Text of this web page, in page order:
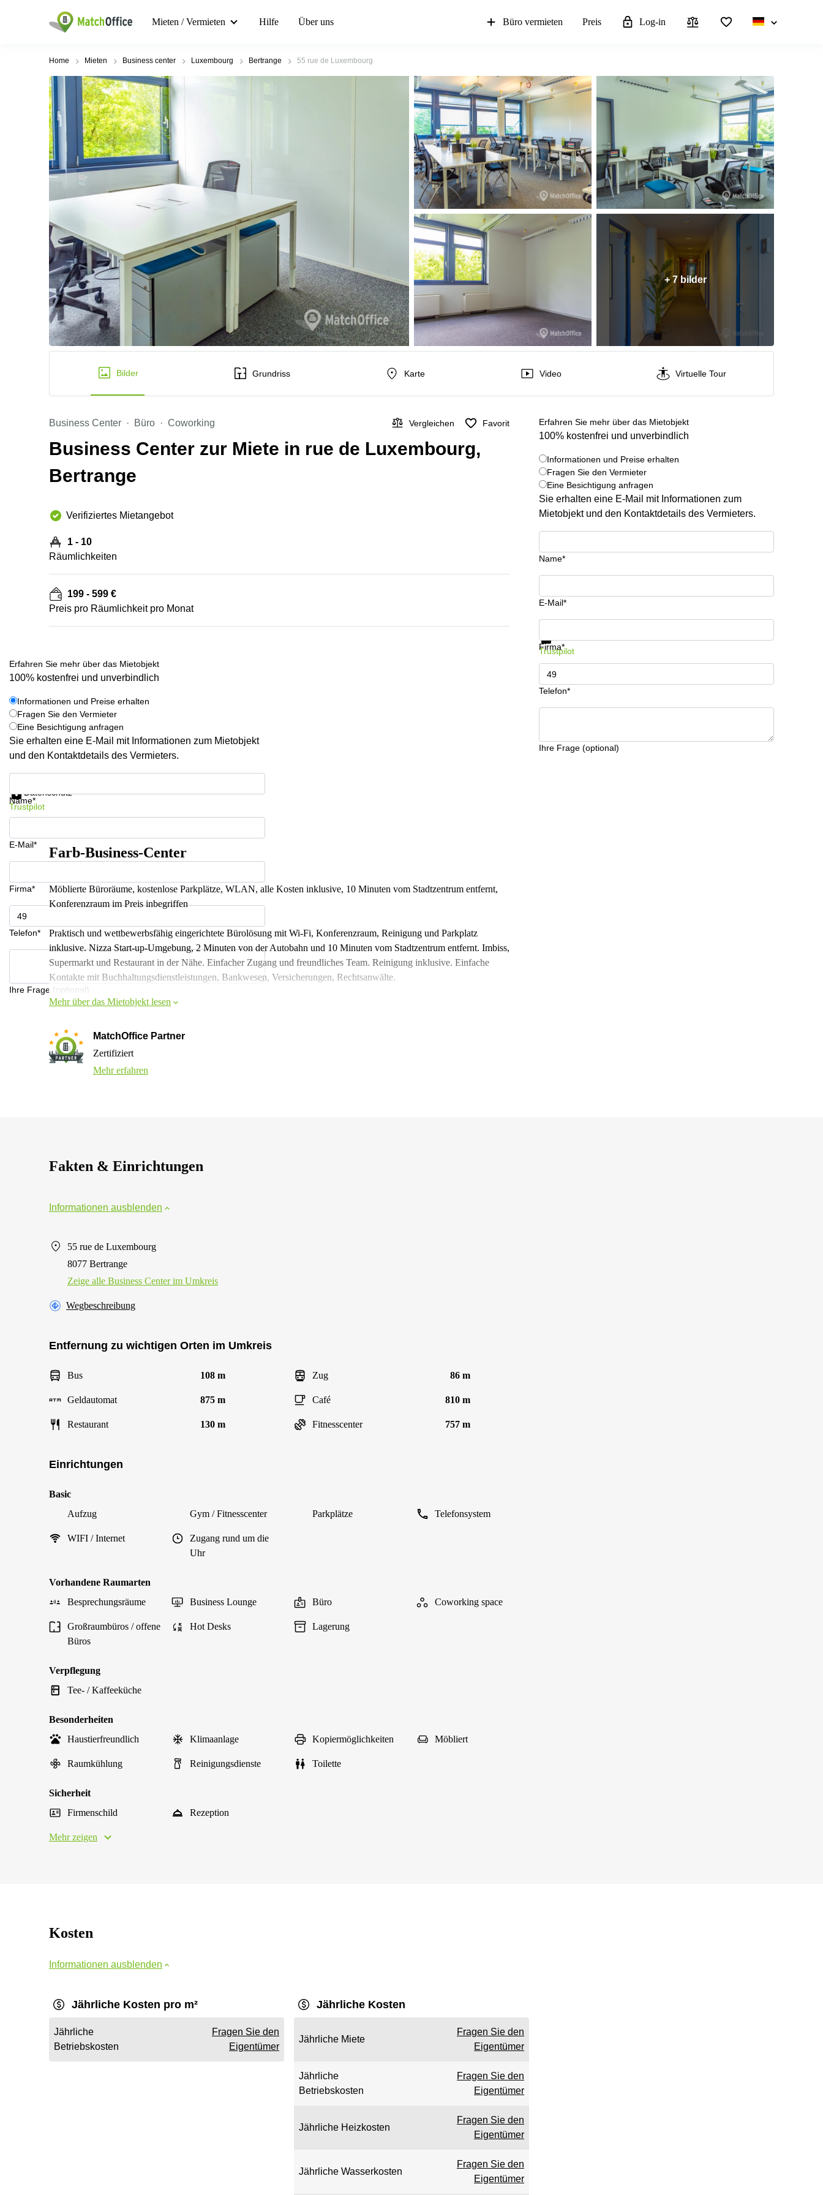
Mieten / Vermieten Hilfe Über uns Büro vermieten Preis Log-in
Home Mieten Business center Luxembourg Bertrange 55 rue de Luxembourg
+ 7 bilder
Bilder Grundriss Karte Video Virtuelle Tour
Business Center Büro Coworking Vergleichen Favorit
Business Center zur Miete in rue de Luxembourg,
Bertrange
Verifiziertes Mietangebot
1 - 10
Räumlichkeiten
199 - 599 €
Preis pro Räumlichkeit pro Monat
Erfahren Sie mehr über das Mietobjekt
100% kostenfrei und unverbindlich
Informationen und Preise erhalten
Fragen Sie den Vermieter
Eine Besichtigung anfragen
Sie erhalten eine E-Mail mit Informationen zum
Mietobjekt und den Kontaktdetails des Vermieters.
Name*
E-Mail*
Firma*
Telefon*
Ihre Frage (optional)
Informationen und Preise erhalten
Trustpilot
Erfahren Sie mehr über das Mietobjekt
100% kostenfrei und unverbindlich
Informationen und Preise erhalten
Fragen Sie den Vermieter
Eine Besichtigung anfragen
Sie erhalten eine E-Mail mit Informationen zum Mietobjekt
und den Kontaktdetails des Vermieters.
Name*
E-Mail*
Firma*
Telefon*
Ihre Frage (optional)
Datenschutz
Trustpilot
Farb-Business-Center
Möblierte Büroräume, kostenlose Parkplätze, WLAN, alle Kosten inklusive, 10 Minuten vom Stadtzentrum entfernt,
Konferenzraum im Preis inbegriffen
Praktisch und wettbewerbsfähig eingerichtete Bürolösung mit Wi-Fi, Konferenzraum, Reinigung und Parkplatz
inklusive. Nizza Start-up-Umgebung, 2 Minuten von der Autobahn und 10 Minuten vom Stadtzentrum entfernt. Imbiss,
Supermarkt und Restaurant in der Nähe. Einfacher Zugang und freundliches Team. Reinigung inklusive. Einfache
Kontakte mit Buchhaltungsdienstleistungen, Bankwesen, Versicherungen, Rechtsanwälte.
Mehr über das Mietobjekt lesen
MatchOffice Partner
Zertifiziert
Mehr erfahren
Fakten & Einrichtungen
Informationen ausblenden
55 rue de Luxembourg
8077 Bertrange
Zeige alle Business Center im Umkreis
Wegbeschreibung
Entfernung zu wichtigen Orten im Umkreis
Bus 108 m Zug 86 m
Geldautomat 875 m Café 810 m
Restaurant 130 m Fitnesscenter 757 m
Einrichtungen
Basic
Aufzug
Gym / Fitnesscenter Parkplätze Telefonsystem
WIFI / Internet
Zugang rund um die
Uhr
Vorhandene Raumarten
Besprechungsräume
Business Lounge Büro Coworking space
Großraumbüros / offene
Büros
Hot Desks Lagerung
Verpflegung
Tee- / Kaffeeküche
Besonderheiten
Haustierfreundlich
Klimaanlage Kopiermöglichkeiten Möbliert
Raumkühlung Reinigungsdienste Toilette
Sicherheit
Firmenschild
Rezeption
Mehr zeigen
Kosten
Informationen ausblenden
Jährliche Kosten pro m²
Jährliche
Betriebskosten
Fragen Sie den
Eigentümer
Jährliche Kosten
Jährliche Miete
Fragen Sie den
Eigentümer
Jährliche
Betriebskosten
Fragen Sie den
Eigentümer
Jährliche Heizkosten
Fragen Sie den
Eigentümer
Jährliche Wasserkosten
Fragen Sie den
Eigentümer